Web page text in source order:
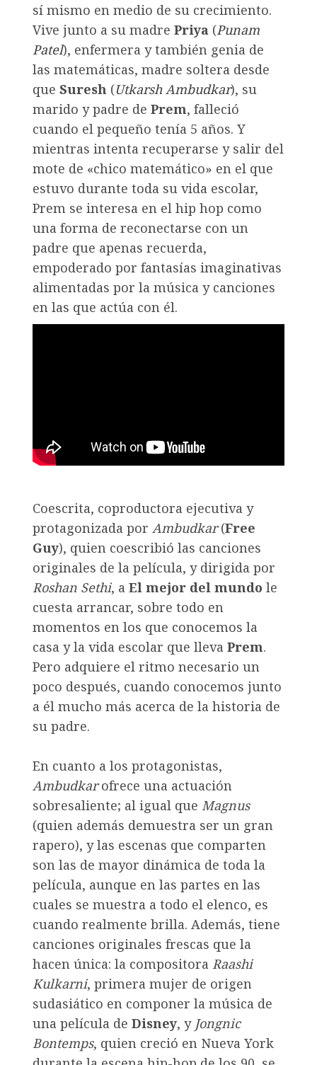
sí mismo en medio de su crecimiento.
Vive junto a su madre Priya (Punam
Patel), enfermera y también genia de
las matemáticas, madre soltera desde
que Suresh (Utkarsh Ambudkar), su
marido y padre de Prem, falleció
cuando el pequeño tenía 5 años. Y
mientras intenta recuperarse y salir del
mote de «chico matemático» en el que
estuvo durante toda su vida escolar,
Prem se interesa en el hip hop como
una forma de reconectarse con un
padre que apenas recuerda,
empoderado por fantasías imaginativas
alimentadas por la música y canciones
en las que actúa con él.
Coescrita, coproductora ejecutiva y
protagonizada por Ambudkar(Free
Guy), quien coescribió las canciones
originales de la película, y dirigida por
Roshan Sethi, a El mejor del mundo le
cuesta arrancar, sobre todo en
momentos en los que conocemos la
casa y la vida escolar que lleva Prem.
Pero adquiere el ritmo necesario un
poco después, cuando conocemos junto
a él mucho más acerca de la historia de
su padre.
En cuanto a los protagonistas,
Ambudkarofrece una actuación
sobresaliente; al igual que Magnus
(quien además demuestra ser un gran
rapero), y las escenas que comparten
son las de mayor dinámica de toda la
película, aunque en las partes en las
cuales se muestra a todo el elenco, es
cuando realmente brilla. Además, tiene
canciones originales frescas que la
hacen única: la compositora Raashi
Kulkarni, primera mujer de origen
sudasiático en componer la música de
una película de Disney, yJongnic
Bontemps, quien creció en Nueva York